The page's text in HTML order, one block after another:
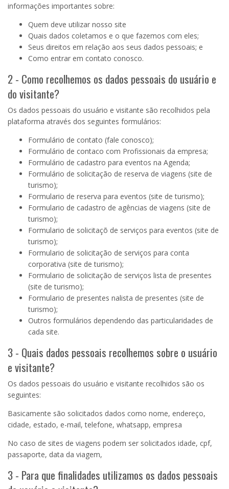
informações importantes sobre:
Quem deve utilizar nosso site
Quais dados coletamos e o que fazemos com eles;
Seus direitos em relação aos seus dados pessoais; e
Como entrar em contato conosco.
2 - Como recolhemos os dados pessoais do usuário e
do visitante?
Os dados pessoais do usuário e visitante são recolhidos pela
plataforma através dos seguintes formulários:
Formulário de contato (fale conosco);
Formulário de contaco com Profissionais da empresa;
Formulário de cadastro para eventos na Agenda;
Formulário de solicitação de reserva de viagens (site de
turismo);
Formulario de reserva para eventos (site de turismo);
Formulario de cadastro de agências de viagens (site de
turismo);
Formulario de solicitaçõ de serviços para eventos (site de
turismo);
Formulario de solicitação de serviços para conta
corporativa (site de turismo);
Formulario de solicitação de serviços lista de presentes
(site de turismo);
Formulario de presentes nalista de presentes (site de
turismo);
Outros formulários dependendo das particularidades de
cada site.
3 - Quais dados pessoais recolhemos sobre o usuário
e visitante?
Os dados pessoais do usuário e visitante recolhidos são os
seguintes:
Basicamente são solicitados dados como nome, endereço,
cidade, estado, e-mail, telefone, whatsapp, empresa
No caso de sites de viagens podem ser solicitados idade, cpf,
passaporte, data da viagem,
3 - Para que finalidades utilizamos os dados pessoais